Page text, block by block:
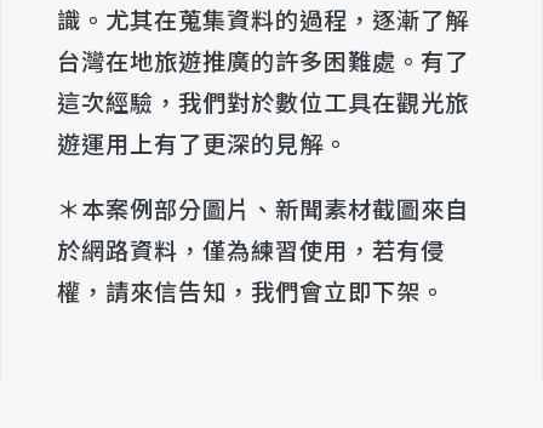
識。 尤其在蒐集資料的過程，逐漸了解
台灣在地旅遊推廣的許多困難處。有了
這次經驗，我們對於數位工具在觀光旅
遊運用上有了更深的見解。
＊本案例部分圖片、新聞素材截圖來自
於網路資料，僅為練習使用，若有侵
權，請來信告知，我們會立即下架。